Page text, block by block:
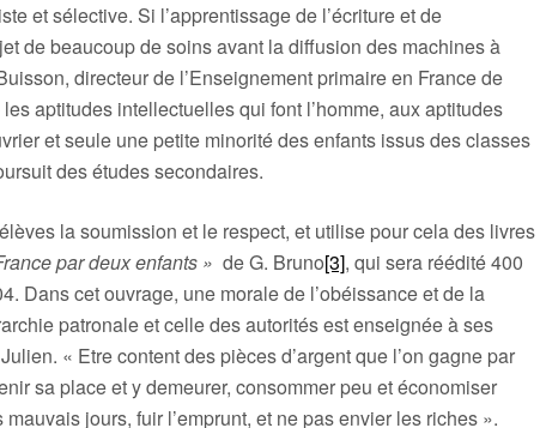
et sélective. Si l’apprentissage de l’écriture et de
de beaucoup de soins avant la diffusion des machines à
directeur de l’Enseignement primaire en France de
aptitudes intellectuelles qui font l’homme, aux aptitudes
et seule une petite minorité des enfants issus des classes
des études secondaires.
la soumission et le respect, et utilise pour cela des livres
par deux enfants » de G. Bruno[3], qui sera réédité 400
Dans cet ouvrage, une morale de l’obéissance et de la
patronale et celle des autorités est enseignée à ses
« Etre content des pièces d’argent que l’on gagne par
sa place et y demeurer, consommer peu et économiser
jours, fuir l’emprunt, et ne pas envier les riches ».